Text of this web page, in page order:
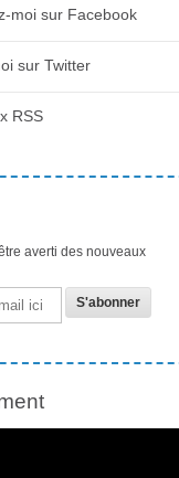
moi sur Facebook
sur Twitter
RSS
averti des nouveaux